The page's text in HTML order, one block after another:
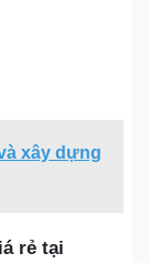
xây dựng
rẻ tại